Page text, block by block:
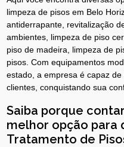
limpeza de pisos em Belo
antiderrapante, revitalização
ambientes, limpeza de piso
piso de madeira, limpeza de
pisos. Com equipamentos
estado, a empresa é capaz
clientes, conquistando sua
Saiba porque
melhor opção para
Tratamento de